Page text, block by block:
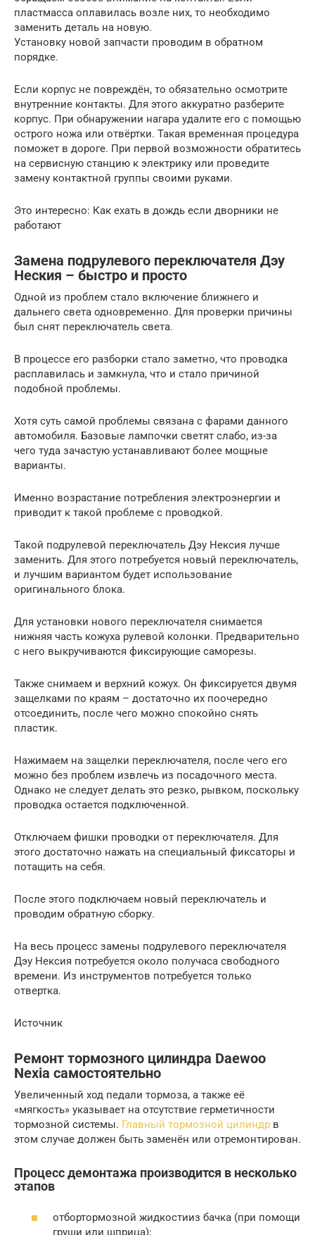
пластмасса оплавилась возле них, то необходимо
заменить деталь на новую.
Установку новой запчасти проводим в обратном
порядке.
Если корпус не повреждён, то обязательно осмотрите
внутренние контакты. Для этого аккуратно разберите
корпус. При обнаружении нагара удалите его с помощью
острого ножа или отвёртки. Такая временная процедура
поможет в дороге. При первой возможности обратитесь
на сервисную станцию к электрику или проведите
замену контактной группы своими руками.
Это интересно: Как ехать в дождь если дворники не
работают
Замена подрулевого переключателя Дэу
Неския – быстро и просто
Одной из проблем стало включение ближнего и
дальнего света одновременно. Для проверки причины
был снят переключатель света.
В процессе его разборки стало заметно, что проводка
расплавилась и замкнула, что и стало причиной
подобной проблемы.
Хотя суть самой проблемы связана с фарами данного
автомобиля. Базовые лампочки светят слабо, из-за
чего туда зачастую устанавливают более мощные
варианты.
Именно возрастание потребления электроэнергии и
приводит к такой проблеме с проводкой.
Такой подрулевой переключатель Дэу Нексия лучше
заменить. Для этого потребуется новый переключатель,
и лучшим вариантом будет использование
оригинального блока.
Для установки нового переключателя снимается
нижняя часть кожуха рулевой колонки. Предварительно
с него выкручиваются фиксирующие саморезы.
Также снимаем и верхний кожух. Он фиксируется двумя
защелками по краям – достаточно их поочередно
отсоединить, после чего можно спокойно снять
пластик.
Нажимаем на защелки переключателя, после чего его
можно без проблем извлечь из посадочного места.
Однако не следует делать это резко, рывком, поскольку
проводка остается подключенной.
Отключаем фишки проводки от переключателя. Для
этого достаточно нажать на специальный фиксаторы и
потащить на себя.
После этого подключаем новый переключатель и
проводим обратную сборку.
На весь процесс замены подрулевого переключателя
Дэу Нексия потребуется около получаса свободного
времени. Из инструментов потребуется только
отвертка.
Источник
Ремонт тормозного цилиндра Daewoo
Nexia самостоятельно
Увеличенный ход педали тормоза, а также её
«мягкость» указывает на отсутствие герметичности
тормозной системы. Главный тормозной цилиндр в
этом случае должен быть заменён или отремонтирован.
Процесс демонтажа производится в несколько
этапов
отбортормозной жидкостииз бачка (при помощи
груши или шприца);